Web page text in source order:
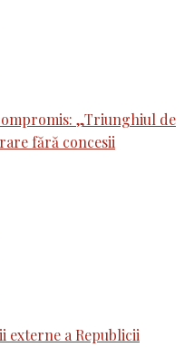
„Triunghiul de
fără concesii
externe a Republicii